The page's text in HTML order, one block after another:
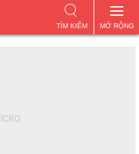
MỞ RỘNG
TÌM KIẾM